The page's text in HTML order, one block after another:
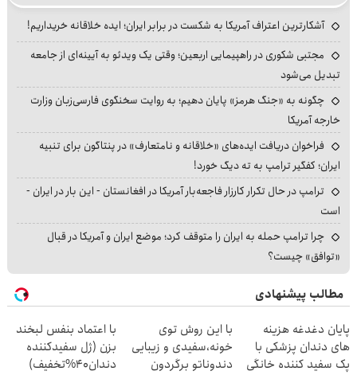
آشکارترین اعتراف آمریکا به شکست در برابر ایران؛ ایده خلاقانه خریداریم!
مجتبی شکوری در راهپیمایی اربعین؛ وقتی یک ویدئو به آیینه‌ای از جامعه
تبدیل می‌شود
چگونه به «جنگ هرمز» پایان دهیم؛ به روایت سخنگوی فارسی‌زبان وزارت
خارجه آمریکا
فراخوان دریافت ایده‌های «خلاقانه و نامتعارف» در پنتاگون برای تنبیه
ایران؛ کفگیر ترامپ به ته دیگ خورد!
ترامپ در حال تکرار کارزار فاجعه‌بار آمریکا در افغانستان - این بار در ایران -
است
چرا ترامپ حمله به ایران را متوقف کرد؛ موضع ایران و آمریکا در قبال
«توافق» چیست؟
مطالب پیشنهادی
پایان دغدغه هزینه
های دندان پزشکی با
پک سفید کننده خانگی
با این روش توی
خونه،سفیدی و زیبایی
دندوناتو برگردون
با اعتماد بنفس لبخند
بزن (ژل سفیدکننده
دندان40%تخفیف)